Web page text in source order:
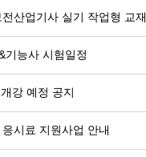
산업기사 실기 작업형 교재
기능사 시험일정
강 예정 공지
시료 지원사업 안내